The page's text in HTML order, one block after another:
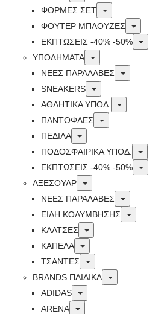
ΦΟΡΜΕΣ ΣΕΤ
Toggle
ΦΟΥΤΕΡ ΜΠΛΟΥΖΕΣ
Toggle
ΕΚΠΤΏΣΕΙΣ -40% -50%
Toggle
ΥΠΟΔΗΜΑΤΑ
Toggle
ΝΕΕΣ ΠΑΡΑΛΑΒΕΣ
Toggle
SNEAKERS
Toggle
ΑΘΛΗΤΙΚΑ ΥΠΟΔ.
Toggle
ΠΑΝΤΟΦΛΕΣ
Toggle
ΠΕΔΙΛΑ
Toggle
ΠΟΔΟΣΦΑΙΡΙΚΑ ΥΠΟΔ.
Toggle
ΕΚΠΤΏΣΕΙΣ -40% -50%
Toggle
ΑΞΕΣΟΥΑΡ
Toggle
ΝΕΕΣ ΠΑΡΑΛΑΒΕΣ
Toggle
ΕΙΔΗ ΚΟΛΥΜΒΗΣΗΣ
Toggle
ΚΑΛΤΣΕΣ
Toggle
ΚΑΠΕΛΑ
Toggle
ΤΣΑΝΤΕΣ
Toggle
BRANDS ΠΑΙΔΙΚΆ
Toggle
ADIDAS
Toggle
ARENA
Toggle